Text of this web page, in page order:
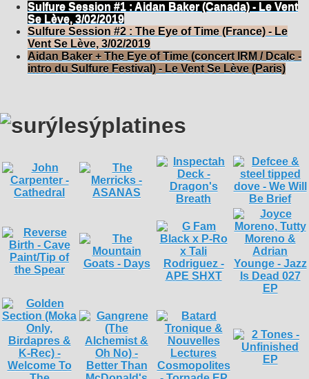
Sulfure Session #1 : Aidan Baker (Canada) - Le Vent
Se Lève, 3/02/2019
Sulfure Session #2 : The Eye of Time (France) - Le
Vent Se Lève, 3/02/2019
Aidan Baker + The Eye of Time (concert IRM / Dcalc -
intro du Sulfure Festival) - Le Vent Se Lève (Paris)